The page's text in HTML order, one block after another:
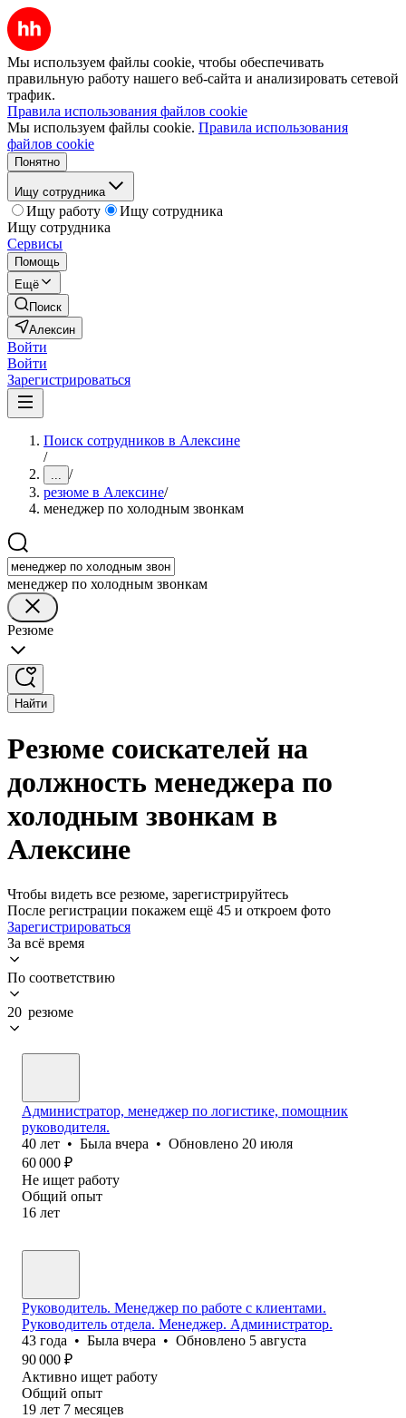
Мы используем файлы cookie, чтобы обеспечивать
правильную работу нашего веб-сайта и анализировать сетевой
трафик.
Правила использования файлов cookie
Мы используем файлы cookie. Правила использования
файлов cookie
Понятно
Ищу сотрудника
Ищу работу
Ищу сотрудника
Ищу сотрудника
Сервисы
Помощь
Ещё
Поиск
Алексин
Войти
Войти
Зарегистрироваться
Поиск сотрудников в Алексине
/
... /
резюме в Алексине/
менеджер по холодным звонкам
менеджер по холодным звонкам
Резюме
Найти
Резюме соискателей на
должность менеджера по
холодным звонкам в
Алексине
Чтобы видеть все резюме, зарегистрируйтесь
После регистрации покажем ещё 45 и откроем фото
Зарегистрироваться
За всё время
По соответствию
20 резюме
Администратор, менеджер по логистике, помощник
руководителя.
40 лет • Была вчера • Обновлено 20 июля
60 000 ₽
Не ищет работу
Общий опыт
16 лет
Руководитель. Менеджер по работе с клиентами.
Руководитель отдела. Менеджер. Администратор.
43 года • Была вчера • Обновлено 5 августа
90 000 ₽
Активно ищет работу
Общий опыт
19 лет 7 месяцев